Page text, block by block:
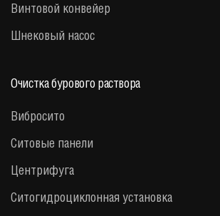
Винтовой конвейер
Шнековый насос
Очистка бурового раствора
Вибросито
Ситовые панели
Центрифуга
Cитогидроциклонная установка